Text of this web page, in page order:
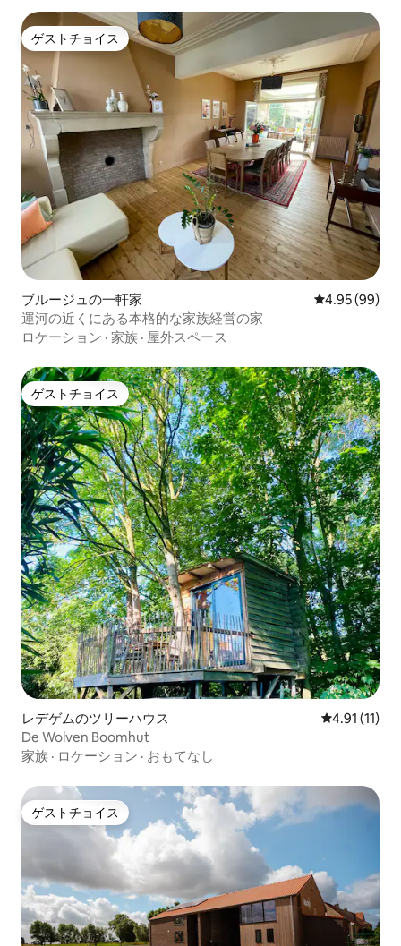
ゲストチョイス
ゲストチョイス
ブルージュの一軒家 レビュー99
4.95 (99)
運河の近くにある本格的な家族経営の家
ロケーション · 家族 · 屋外スペース
ゲストチョイス
ゲストチョイス
レデゲムのツリーハウス レビュー11
4.91 (11)
De Wolven Boomhut
家族 · ロケーション · おもてなし
ゲストチョイス
ゲストチョイス